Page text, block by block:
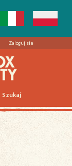
Zaloguj sie
Szukaj